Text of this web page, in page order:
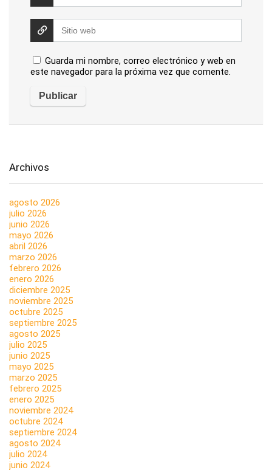
Guarda mi nombre, correo electrónico y web en
este navegador para la próxima vez que comente.
Archivos
agosto 2026
julio 2026
junio 2026
mayo 2026
abril 2026
marzo 2026
febrero 2026
enero 2026
diciembre 2025
noviembre 2025
octubre 2025
septiembre 2025
agosto 2025
julio 2025
junio 2025
mayo 2025
marzo 2025
febrero 2025
enero 2025
noviembre 2024
octubre 2024
septiembre 2024
agosto 2024
julio 2024
junio 2024